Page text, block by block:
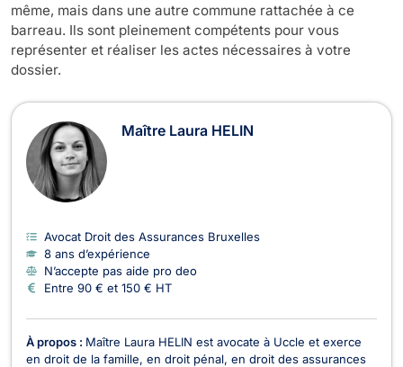
même, mais dans une autre commune rattachée à ce
barreau. Ils sont pleinement compétents pour vous
représenter et réaliser les actes nécessaires à votre
dossier.
Maître Laura HELIN
Avocat Droit des Assurances Bruxelles
8 ans d’expérience
N’accepte pas aide pro deo
Entre 90 € et 150 € HT
À propos : Maître Laura HELIN est avocate à Uccle et exerce
en droit de la famille, en droit pénal, en droit des assurances